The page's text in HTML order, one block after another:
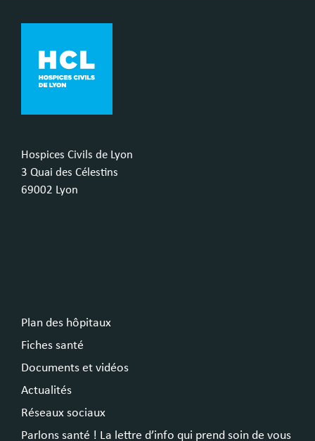
Hospices Civils de Lyon
3 Quai des Célestins
69002 Lyon
Plan des hôpitaux
Fiches santé
Documents et vidéos
Actualités
Réseaux sociaux
Parlons santé ! La lettre d’info qui prend soin de vous